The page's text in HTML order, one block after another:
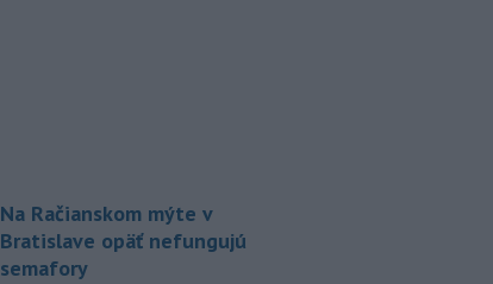
Na Račianskom mýte v
Bratislave opäť nefungujú
semafory